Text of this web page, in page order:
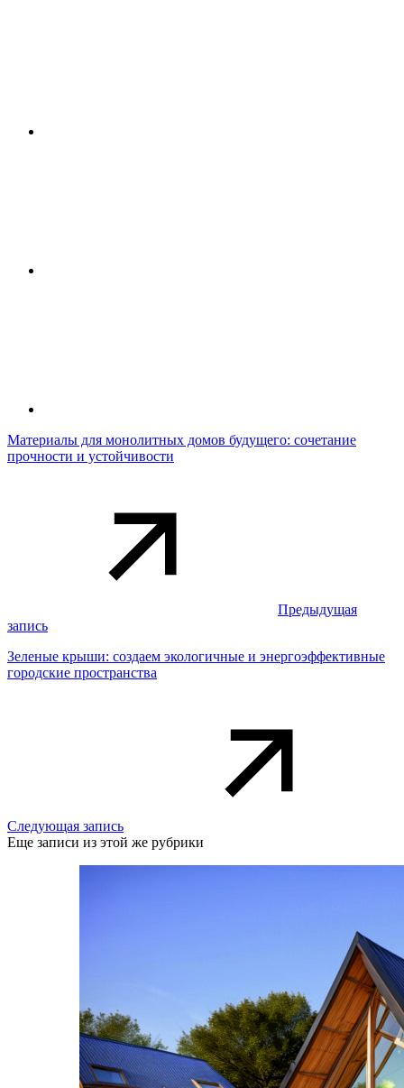
Материалы для монолитных домов будущего: сочетание
прочности и устойчивости
Предыдущая
запись
Зеленые крыши: создаем экологичные и энергоэффективные
городские пространства
Следующая запись
Еще записи из этой же рубрики